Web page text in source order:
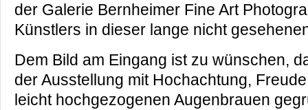
der Galerie Bernheimer Fine Art
Künstlers in dieser lange nicht
Dem Bild am Eingang ist zu wünschen,
der Ausstellung mit Hochachtung,
leicht hochgezogenen Augenbrauen